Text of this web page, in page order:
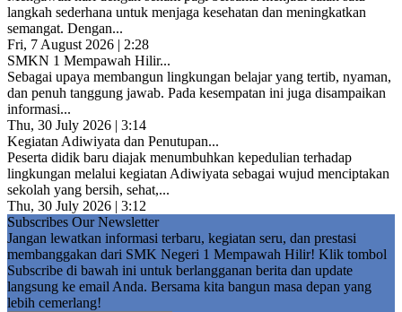
langkah sederhana untuk menjaga kesehatan dan meningkatkan
semangat. Dengan...
Fri, 7 August 2026 | 2:28
SMKN 1 Mempawah Hilir...
Sebagai upaya membangun lingkungan belajar yang tertib, nyaman,
dan penuh tanggung jawab. Pada kesempatan ini juga disampaikan
informasi...
Thu, 30 July 2026 | 3:14
Kegiatan Adiwiyata dan Penutupan...
Peserta didik baru diajak menumbuhkan kepedulian terhadap
lingkungan melalui kegiatan Adiwiyata sebagai wujud menciptakan
sekolah yang bersih, sehat,...
Thu, 30 July 2026 | 3:12
Subscribes Our Newsletter
Jangan lewatkan informasi terbaru, kegiatan seru, dan prestasi
membanggakan dari SMK Negeri 1 Mempawah Hilir! Klik tombol
Subscribe di bawah ini untuk berlangganan berita dan update
langsung ke email Anda. Bersama kita bangun masa depan yang
lebih cemerlang!